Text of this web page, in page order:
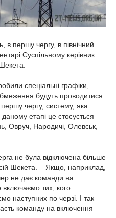
першу чергу, в північний
Суспільному керівник
спеціальні графіки,
будуть проводитися
чергу, систему, яка
етапі це стосується
Овруч, Народичі, Олевськ,
не була відключена більше
Шекета. – Якщо, наприклад,
не дає команди на
включаємо тих, кого
наступних по черзі. І так
команду на включення